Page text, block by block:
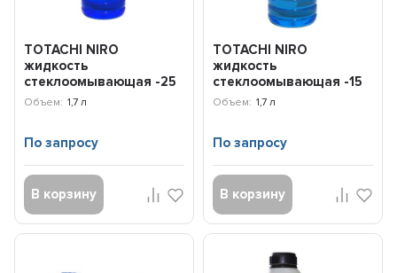
TOTACHI NIRO
жидкость
стеклоомывающая -25
гр С (1,7л)
Объем: 1,7 л
По запросу
В корзину
TOTACHI NIRO
жидкость
стеклоомывающая -15
гр С (1,7л) 31718
Объем: 1,7 л
По запросу
В корзину